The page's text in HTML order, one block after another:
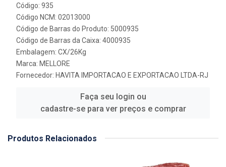
Código: 935
Código NCM: 02013000
Código de Barras do Produto: 5000935
Código de Barras da Caixa: 4000935
Embalagem: CX/26Kg
Marca: MELLORE
Fornecedor: HAVITA IMPORTACAO E EXPORTACAO LTDA-RJ
Faça seu login ou
cadastre-se para ver preços e comprar
Produtos Relacionados